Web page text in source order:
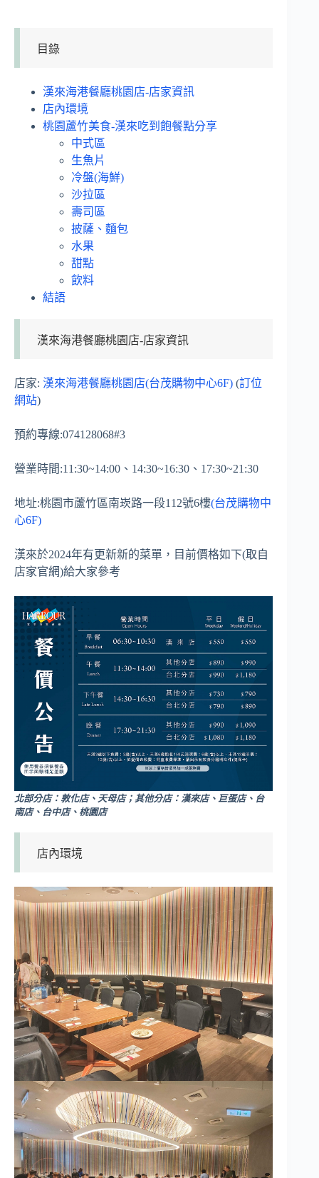
目錄
漢來海港餐廳桃園店-店家資訊
店內環境
桃園蘆竹美食-漢來吃到飽餐點分享
中式區
生魚片
冷盤(海鮮)
沙拉區
壽司區
披薩、麵包
水果
甜點
飲料
結語
漢來海港餐廳桃園店-店家資訊
店家: 漢來海港餐廳桃園店(台茂購物中心6F) (訂位
網站)
預約專線:074128068#3
營業時間:11:30~14:00、14:30~16:30、17:30~21:30
地址:桃園市蘆竹區南崁路一段112號6樓(台茂購物中
心6F)
漢來於2024年有更新新的菜單，目前價格如下(取自
店家官網)給大家參考
北部分店：敦化店、天母店；其他分店：漢來店、巨蛋店、台
南店、台中店、桃園店
店內環境